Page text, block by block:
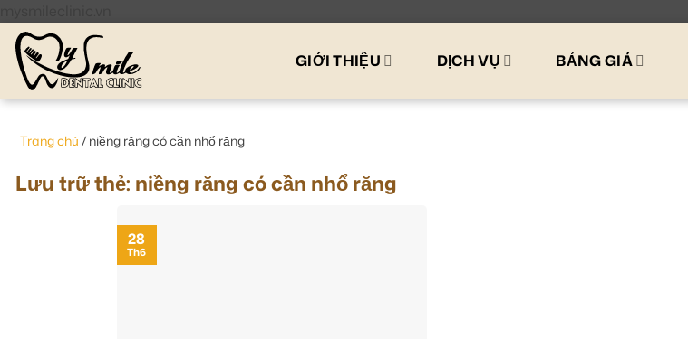
nội
dung
GIỚI THIỆU DỊCH VỤ BẢNG GIÁ
Trang chủ / niềng răng có cần nhổ răng
Lưu trữ thẻ: niềng răng có cần nhổ răng
28
Th6